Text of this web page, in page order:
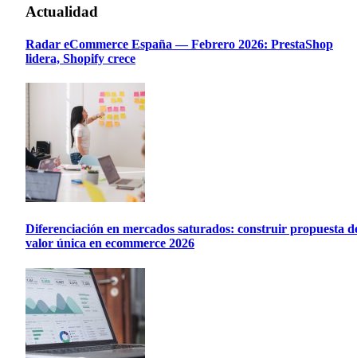
Actualidad
Radar eCommerce España — Febrero 2026: PrestaShop
lidera, Shopify crece
Diferenciación en mercados saturados: construir propuesta
valor única en ecommerce 2026